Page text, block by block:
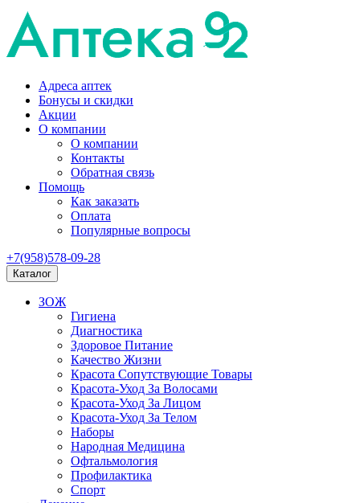
Адреса аптек
Бонусы и скидки
Акции
О компании
О компании
Контакты
Обратная связь
Помощь
Как заказать
Оплата
Популярные вопросы
+7(958)578-09-28
Каталог
ЗОЖ
Гигиена
Диагностика
Здоровое Питание
Качество Жизни
Красота Сопутствующие Товары
Красота-Уход За Волосами
Красота-Уход За Лицом
Красота-Уход За Телом
Наборы
Народная Медицина
Офтальмология
Профилактика
Спорт